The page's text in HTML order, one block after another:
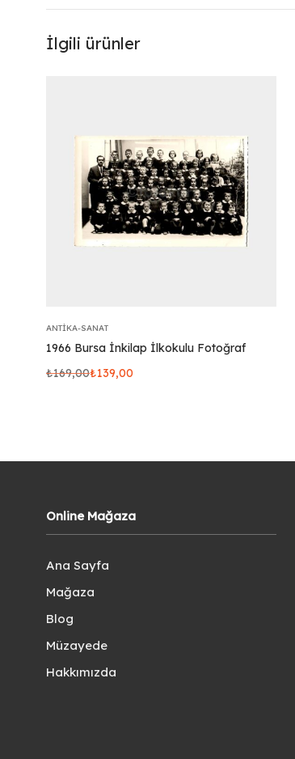
İlgili ürünler
ANTIKA-SANAT
1966 Bursa İnkilap İlkokulu Fotoğraf
₺169,00₺139,00
Online Mağaza
Ana Sayfa
Mağaza
Blog
Müzayede
Hakkımızda